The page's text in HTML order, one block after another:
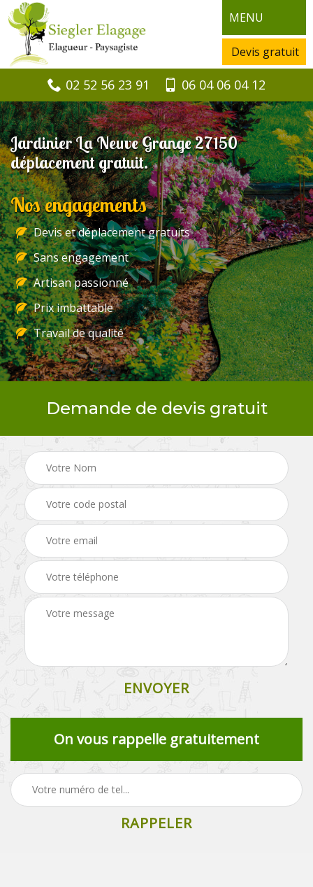
MENU
Devis gratuit
02 52 56 23 91 06 04 06 04 12
Jardinier La Neuve Grange 27150
déplacement gratuit.
Nos engagements
Devis et déplacement gratuits
Sans engagement
Artisan passionné
Prix imbattable
Travail de qualité
Demande de devis gratuit
On vous rappelle gratuitement